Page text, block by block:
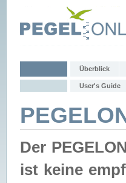
Überblick
User's Guide
Der
ist keine